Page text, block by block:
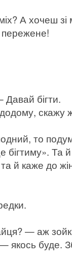
А хочеш зі
бігти.
скажу
то
бігтиму». Та
й каже до
— аж
буде.